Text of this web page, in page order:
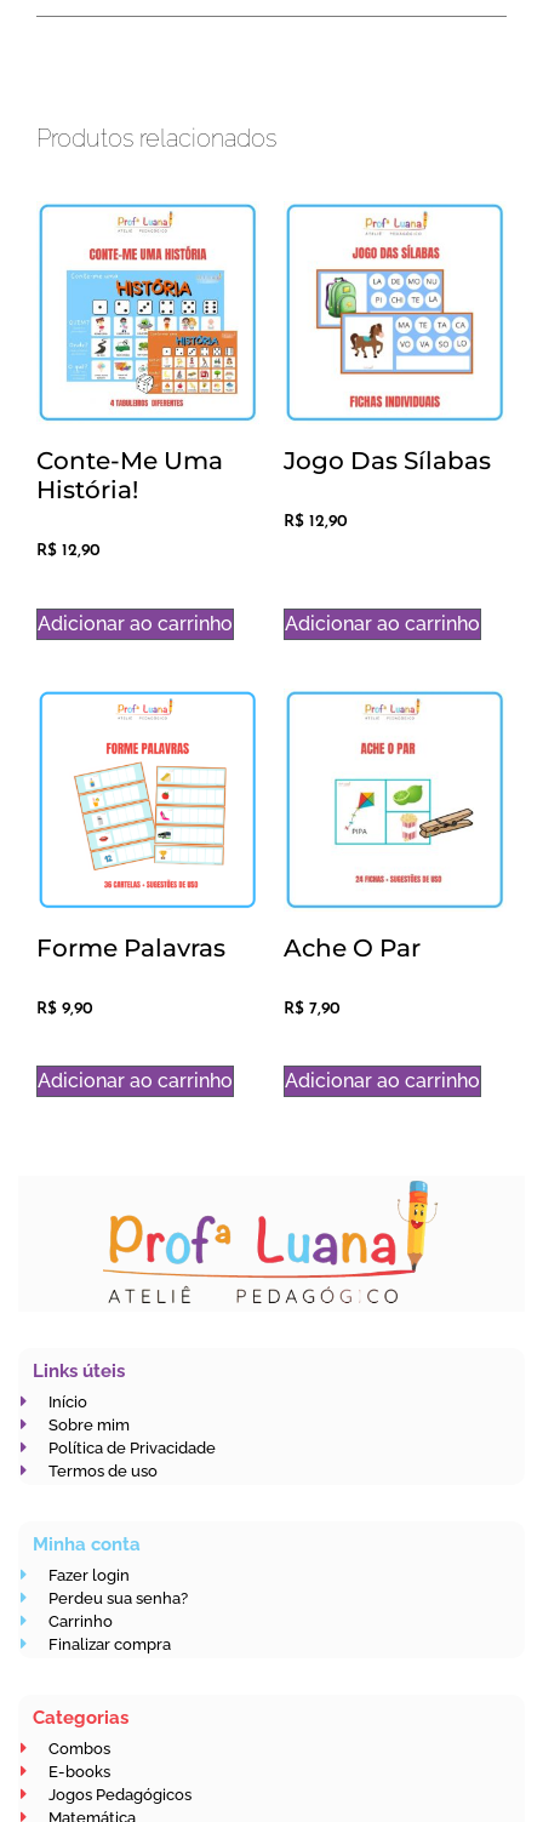
Produtos relacionados
Conte-Me Uma
História!
R$ 12,90
Adicionar ao carrinho
Jogo Das Sílabas
R$ 12,90
Adicionar ao carrinho
Forme Palavras
R$ 9,90
Adicionar ao carrinho
Ache O Par
R$ 7,90
Adicionar ao carrinho
Links úteis
Início
Sobre mim
Política de Privacidade
Termos de uso
Minha conta
Fazer login
Perdeu sua senha?
Carrinho
Finalizar compra
Categorias
Combos
E-books
Jogos Pedagógicos
Matemática